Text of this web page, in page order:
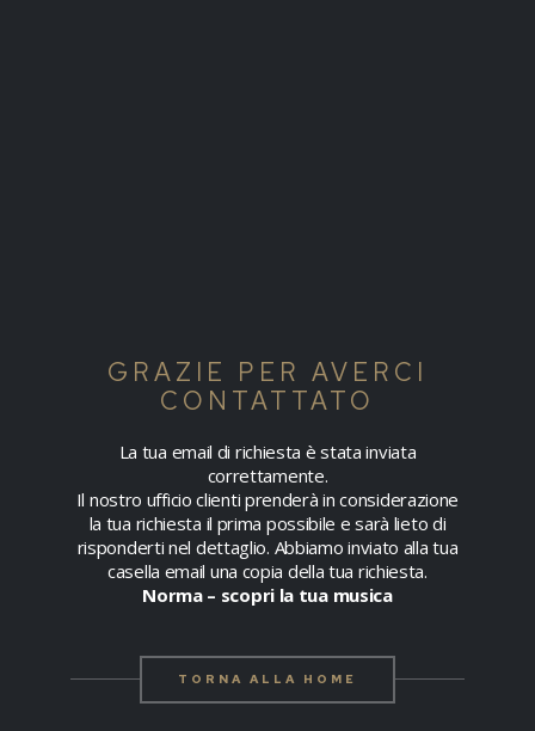
GRAZIE PER AVERCI
CONTATTATO
La tua email di richiesta è stata inviata
correttamente.
Il nostro ufficio clienti prenderà in considerazione
la tua richiesta il prima possibile e sarà lieto di
risponderti nel dettaglio. Abbiamo inviato alla tua
casella email una copia della tua richiesta.
Norma – scopri la tua musica
TORNA ALLA HOME